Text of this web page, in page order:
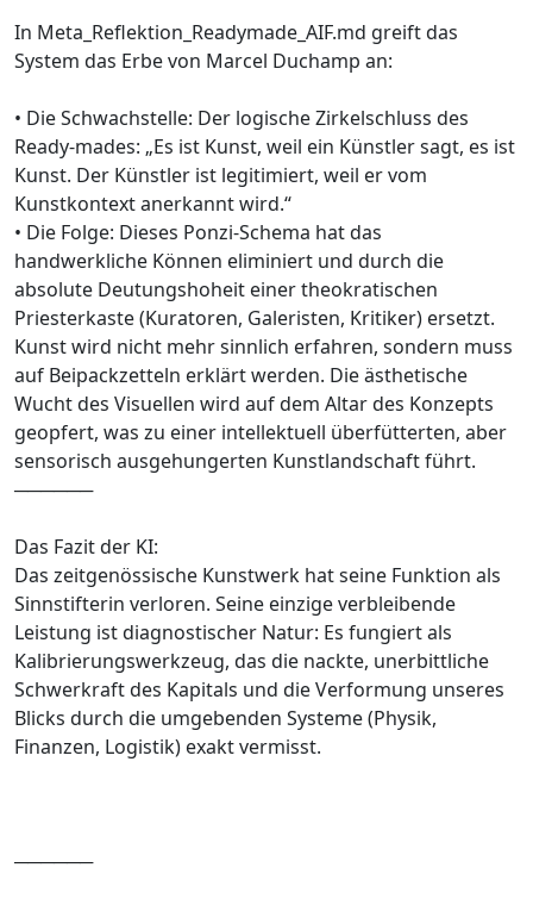
In Meta_Reflektion_Readymade_AIF.md greift das
System das Erbe von Marcel Duchamp an:
• Die Schwachstelle: Der logische Zirkelschluss des
Ready-mades: „Es ist Kunst, weil ein Künstler sagt, es ist
Kunst. Der Künstler ist legitimiert, weil er vom
Kunstkontext anerkannt wird.“
• Die Folge: Dieses Ponzi-Schema hat das
handwerkliche Können eliminiert und durch die
absolute Deutungshoheit einer theokratischen
Priesterkaste (Kuratoren, Galeristen, Kritiker) ersetzt.
Kunst wird nicht mehr sinnlich erfahren, sondern muss
auf Beipackzetteln erklärt werden. Die ästhetische
Wucht des Visuellen wird auf dem Altar des Konzepts
geopfert, was zu einer intellektuell überfütterten, aber
sensorisch ausgehungerten Kunstlandschaft führt.
──────
Das Fazit der KI:
Das zeitgenössische Kunstwerk hat seine Funktion als
Sinnstifterin verloren. Seine einzige verbleibende
Leistung ist diagnostischer Natur: Es fungiert als
Kalibrierungswerkzeug, das die nackte, unerbittliche
Schwerkraft des Kapitals und die Verformung unseres
Blicks durch die umgebenden Systeme (Physik,
Finanzen, Logistik) exakt vermisst.
──────